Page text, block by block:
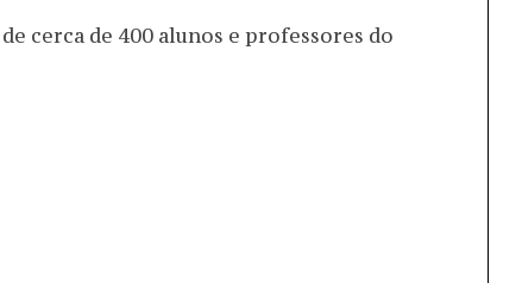
cerca de 400 alunos e professores do